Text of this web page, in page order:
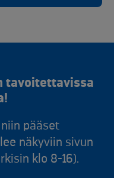
tavoitettavissa
pääset
näkyviin sivun
klo 8-16).